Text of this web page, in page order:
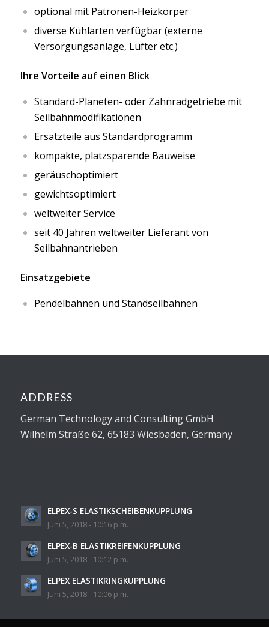
optional mit Patronen-Heizkörper
diverse Kühlarten verfügbar (externe
Versorgungsanlage, Lüfter etc.)
Ihre Vorteile auf einen Blick
Standard-Planeten- oder Zahnradgetriebe mit
Seilbahnmodifikationen
Ersatzteile aus Standardprogramm
kompakte, platzsparende Bauweise
geräuschoptimiert
gewichtsoptimiert
weltweiter Service
seit 40 Jahren weltweiter Lieferant von
Seilbahnantrieben
Einsatzgebiete
Pendelbahnen und Standseilbahnen
ADDRESS
German Technology and Consulting GmbH
Wilhelm Straße 62, 65183 Wiesbaden, Germany
ELPEX-S ELASTIKSCHEIBENKUPPLUNG
Juni 5, 2018 - 10:16 p.m.
ELPEX-B ELASTIKREIFENKUPPLUNG
Juni 5, 2018 - 10:12 p.m.
ELPEX ELASTIKRINGKUPPLUNG
Juni 5, 2018 - 10:06 p.m.